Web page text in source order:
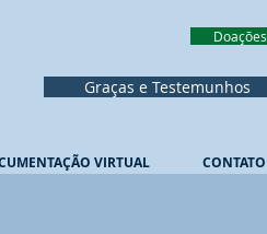
Doações
Graças e Testemunhos
VIRTUAL CONTATO